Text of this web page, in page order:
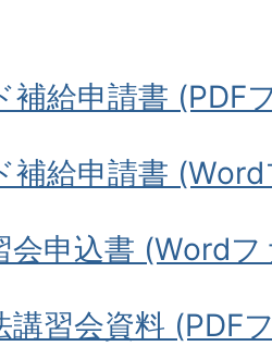
補給申請書 (PDF
補給申請書
会申込書 (Word
講習会資料 (PDF